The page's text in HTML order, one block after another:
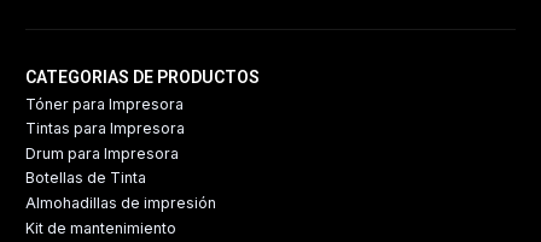
CATEGORIAS DE PRODUCTOS
Tóner para Impresora
Tintas para Impresora
Drum para Impresora
Botellas de Tinta
Almohadillas de impresión
Kit de mantenimiento